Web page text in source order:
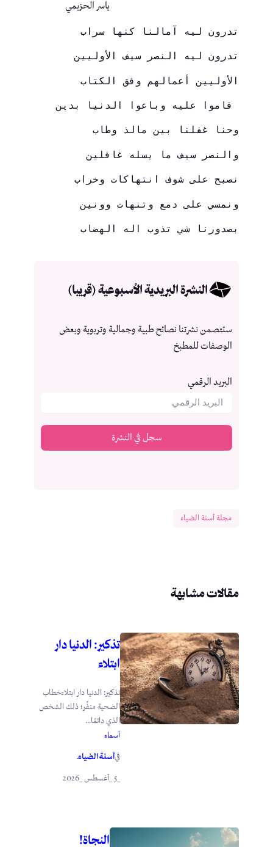
ياسر الحزيمي
تدرون ليه آمالنا كنها سراب
تدرون ليه النصر سيف الأوليين
الأوليين أعمالهم وفق الكتاب
وحنا غفلنا بين مالذ وطاب
والنصر سيف ما يسله غافلين
نصبح على شوف انتهاكات وخراب
ونمسي على دمع وتنهات وونين
بصدورنا شي تذوب اله الهضاب
النشرة البريدية الأسبوعية (قريبا)
ستتصمن نشرتنا نصائح طبية وجمالية وتربوية وبعض
الوصفات للمطبخ
البريد الرقمي
سجل في النشرة
مجلة أسنة الضياء
مقالات مشابهة
تذكير: الدنيا دار
ابتلاء
تذكير: الدنيا دار ابتلاءخطاب
الضحية منفِّر؛ ذلك الشخص
الذي دائمًا...
أسماء
فيأسنة الضياء.
_5 _أغسطس _2026
النجاة!